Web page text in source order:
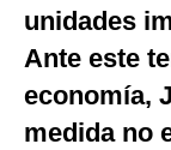
Club del Suscriptor
Mix
G de Gestión
unidades
Ante este
economía,
medida no